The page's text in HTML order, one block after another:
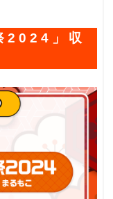
2024」収